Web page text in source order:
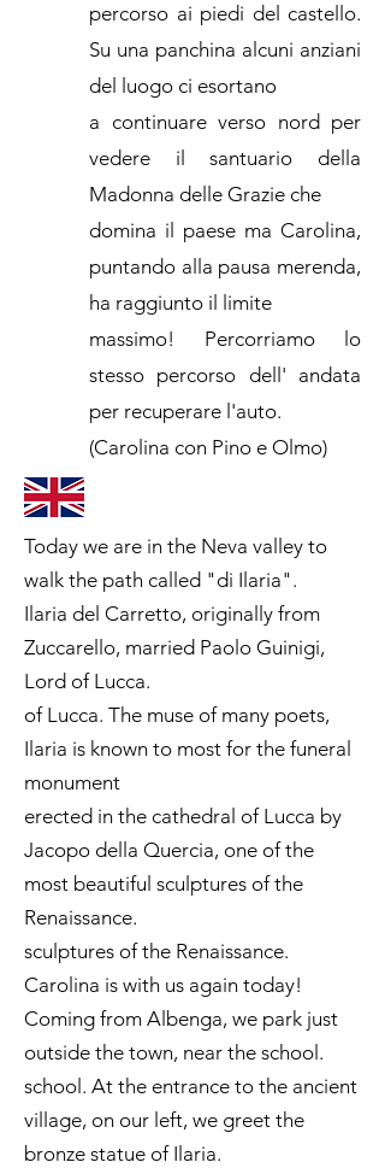
percorso ai piedi del castello.
Su una panchina alcuni anziani
del luogo ci esortano
a continuare verso nord per
vedere il santuario della
Madonna delle Grazie che
domina il paese ma Carolina,
puntando alla pausa merenda,
ha raggiunto il limite
massimo! Percorriamo lo
stesso percorso dell' andata
per recuperare l'auto.
(Carolina con Pino e Olmo)
Today we are in the Neva valley to
walk the path called "di Ilaria".
Ilaria del Carretto, originally from
Zuccarello, married Paolo Guinigi,
Lord of Lucca.
of Lucca. The muse of many poets,
Ilaria is known to most for the funeral
monument
erected in the cathedral of Lucca by
Jacopo della Quercia, one of the
most beautiful sculptures of the
Renaissance.
sculptures of the Renaissance.
Carolina is with us again today!
Coming from Albenga, we park just
outside the town, near the school.
school. At the entrance to the ancient
village, on our left, we greet the
bronze statue of Ilaria.